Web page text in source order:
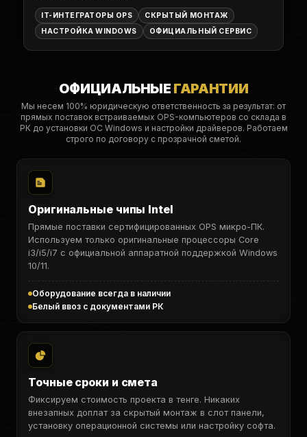
IT-ИНТЕГРАТОРЫ OPS
СКРЫТЫЙ МОНТАЖ
НАСТРОЙКА WINDOWS
ОФИЦИАЛЬНЫЙ СЕРВИС
ОФИЦИАЛЬНЫЕ ГАРАНТИИ
Мы несем 100% юридическую ответственность за результат: от
прямых поставок встраиваемых OPS-компьютеров со склада в
РК до установки ОС Windows и настройки драйверов. Работаем
строго по договору с прозрачной сметой.
Оригинальные чипы Intel
Прямые поставки сертифицированных OPS микро-ПК.
Используем только оригинальные процессоры Core
i3/i5/i7 с официальной аппаратной поддержкой Windows
10/11.
Оборудование всегда в наличии
Белый ввоз с документами РК
Точные сроки и смета
Фиксируем стоимость проекта в тенге. Никаких
внезапных доплат за скрытый монтаж в слот панели,
установку операционной системы или настройку софта.